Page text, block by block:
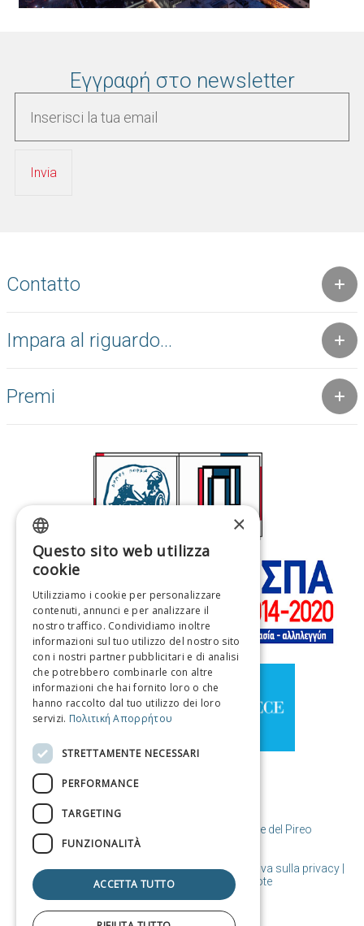
Εγγραφή στο newsletter
Contatto
Impara al riguardo...
Premi
© Copyright Destinazione Pireo / Comune del Pireo
Condizioni d'uso | Politica sui cookie | Informativa sulla privacy
Progettato e realizzato da Cosmote
GREEK
FRENCH
ITALIAN
GERMAN
SPANISH
CHINESE (SIMPLIFIED)
CHINESE
×
Questo sito web utilizza
cookie
Utilizziamo i cookie per personalizzare
contenuti, annunci e per analizzare il
nostro traffico. Condividiamo inoltre
informazioni sul tuo utilizzo del nostro sito
con i nostri partner pubblicitari e di analisi
che potrebbero combinarle con altre
informazioni che hai fornito loro o che
hanno raccolto dal tuo utilizzo dei loro
servizi. Πολιτική Απορρήτου
STRETTAMENTE NECESSARI
PERFORMANCE
TARGETING
FUNZIONALITÀ
ACCETTA TUTTO